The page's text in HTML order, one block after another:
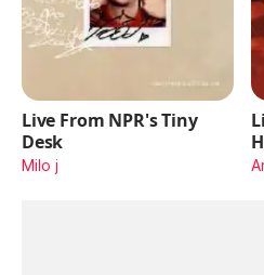
Live From NPR's Tiny
Desk
Milo j